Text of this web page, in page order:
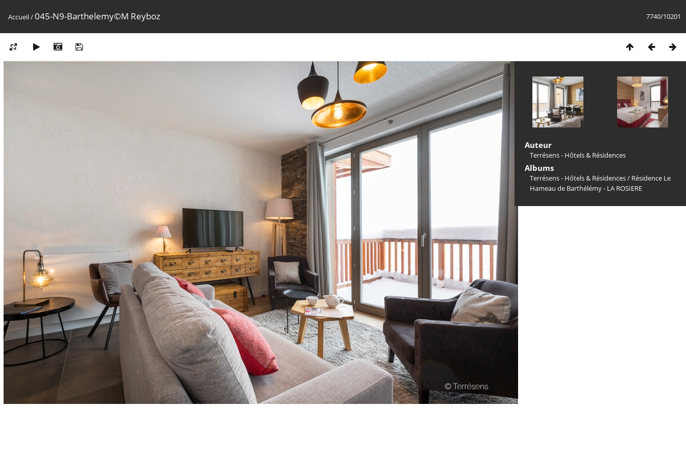
7740/10201
Accueil/045-N9-Barthelemy©M Reyboz
Auteur
Terrésens - Hôtels & Résidences
Albums
Terrésens - Hôtels & Résidences/ Résidence Le
Hameau de Barthélémy - LA ROSIERE